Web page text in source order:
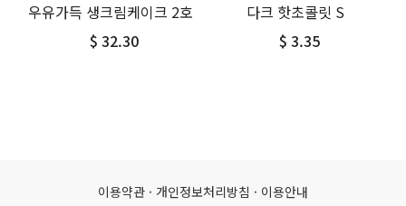
우유가득 생크림케이크 2호
$ 32.30
다크 핫초콜릿 S
$ 3.35
이용약관 · 개인정보처리방침 · 이용안내